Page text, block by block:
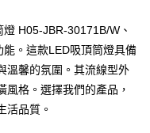
H05-JBR-30171B/W、
。這款LED吸頂筒燈具備
溫馨的氛圍。其流線型外
格。選擇我們的產品，
活品質。